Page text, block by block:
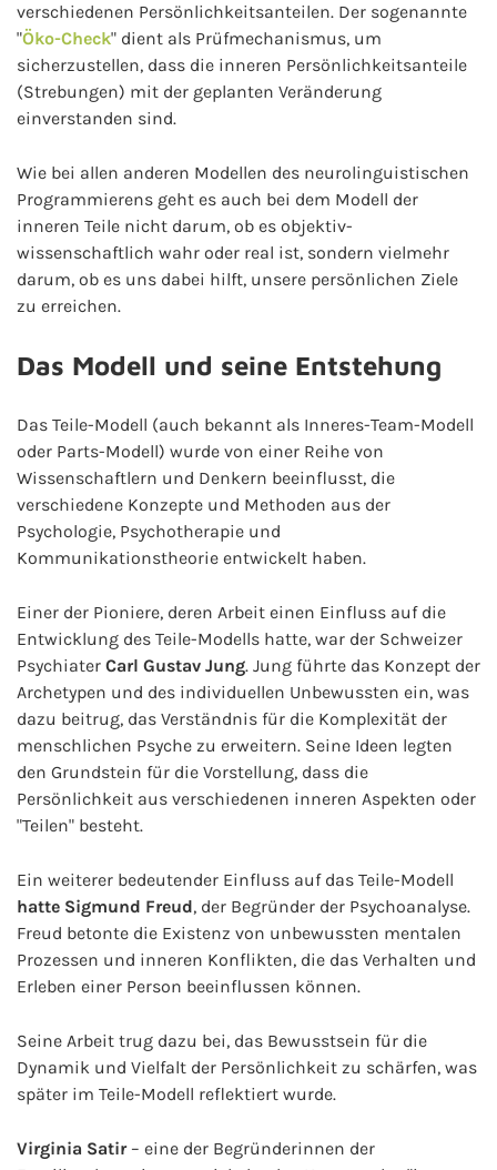
verschiedenen Persönlichkeitsanteilen. Der sogenannte
"Öko-Check" dient als Prüfmechanismus, um
sicherzustellen, dass die inneren Persönlichkeitsanteile
(Strebungen) mit der geplanten Veränderung
einverstanden sind.
Wie bei allen anderen Modellen des neurolinguistischen
Programmierens geht es auch bei dem Modell der
inneren Teile nicht darum, ob es objektiv-
wissenschaftlich wahr oder real ist, sondern vielmehr
darum, ob es uns dabei hilft, unsere persönlichen Ziele
zu erreichen.
Das Modell und seine Entstehung
Das Teile-Modell (auch bekannt als Inneres-Team-Modell
oder Parts-Modell) wurde von einer Reihe von
Wissenschaftlern und Denkern beeinflusst, die
verschiedene Konzepte und Methoden aus der
Psychologie, Psychotherapie und
Kommunikationstheorie entwickelt haben.
Einer der Pioniere, deren Arbeit einen Einfluss auf die
Entwicklung des Teile-Modells hatte, war der Schweizer
Psychiater Carl Gustav Jung. Jung führte das Konzept der
Archetypen und des individuellen Unbewussten ein, was
dazu beitrug, das Verständnis für die Komplexität der
menschlichen Psyche zu erweitern. Seine Ideen legten
den Grundstein für die Vorstellung, dass die
Persönlichkeit aus verschiedenen inneren Aspekten oder
"Teilen" besteht.
Ein weiterer bedeutender Einfluss auf das Teile-Modell
hatte Sigmund Freud, der Begründer der Psychoanalyse.
Freud betonte die Existenz von unbewussten mentalen
Prozessen und inneren Konflikten, die das Verhalten und
Erleben einer Person beeinflussen können.
Seine Arbeit trug dazu bei, das Bewusstsein für die
Dynamik und Vielfalt der Persönlichkeit zu schärfen, was
später im Teile-Modell reflektiert wurde.
Virginia Satir– eine der Begründerinnen der